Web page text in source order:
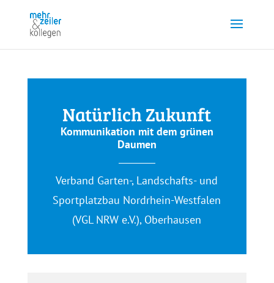
Natürlich Zukunft
Kommunikation mit dem grünen
Daumen
Verband Garten-, Landschafts- und
Sportplatzbau Nordrhein-Westfalen
(VGL NRW e.V.), Oberhausen